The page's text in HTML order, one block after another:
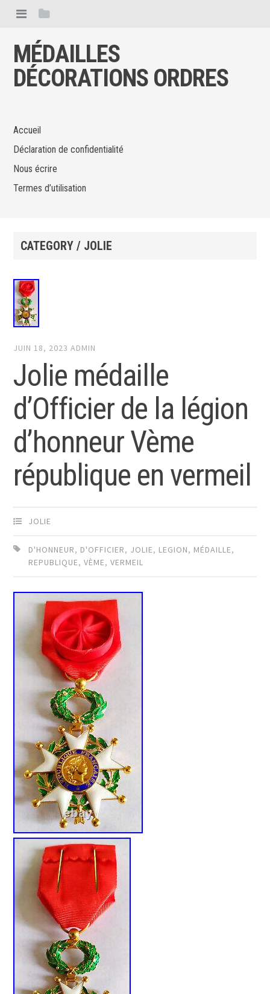
MÉDAILLES
DÉCORATIONS ORDRES
Accueil
Déclaration de confidentialité
Nous écrire
Termes d’utilisation
CATEGORY / JOLIE
JUIN 18, 2023 ADMIN
Jolie médaille
d’Officier de la légion
d’honneur Vème
république en vermeil
JOLIE
D'HONNEUR, D'OFFICIER, JOLIE, LEGION, MÉDAILLE,
REPUBLIQUE,VÈME,VERMEIL